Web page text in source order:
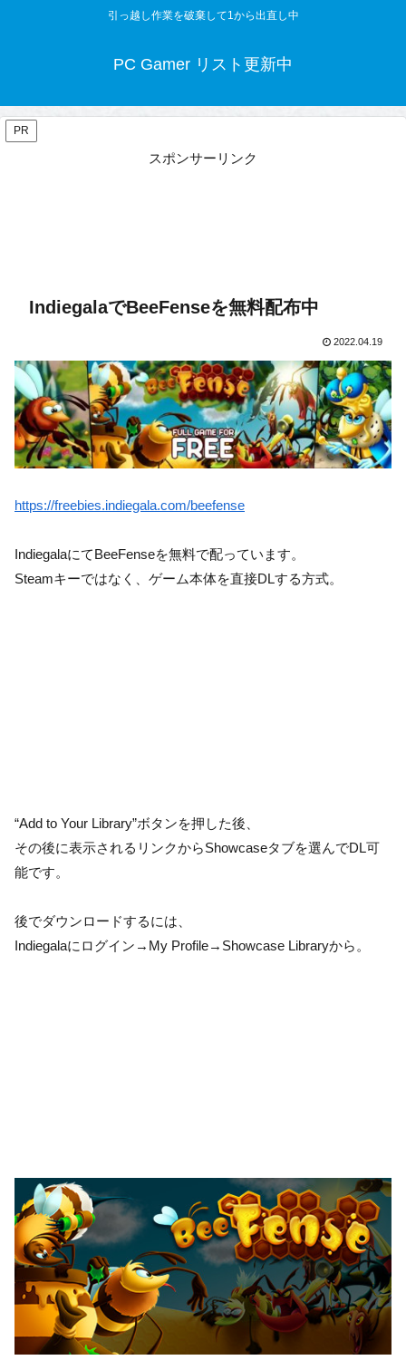
引っ越し作業を破棄して1から出直し中
PC Gamer リスト更新中
PR
スポンサーリンク
IndiegalaでBeeFenseを無料配布中
2022.04.19
https://freebies.indiegala.com/beefense
IndiegalaにてBeeFenseを無料で配っています。
Steamキーではなく、ゲーム本体を直接DLする方式。
“Add to Your Library”ボタンを押した後、
その後に表示されるリンクからShowcaseタブを選んでDL可
能です。
後でダウンロードするには、
Indiegalaにログイン→My Profile→Showcase Libraryから。